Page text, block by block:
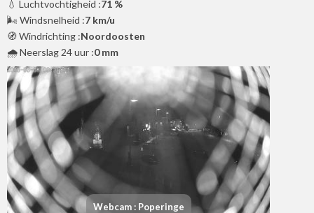
💧 Luchtvochtigheid :71 %
🌬️ Windsnelheid :7 km/u
🧭 Windrichting :Noordoosten
🌧️ Neerslag 24 uur :0 mm
Webcam : Poperinge